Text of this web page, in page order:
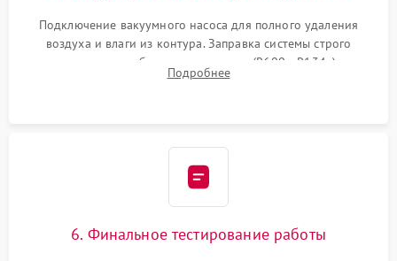
Подключение вакуумного насоса для полного удаления
воздуха и влаги из контура. Заправка системы строго
дозированным объемом хладагента (R600a, R134a) по
электронным весам. Контроль рабочего давления в системе.
Подробнее
6. Финальное тестирование работы